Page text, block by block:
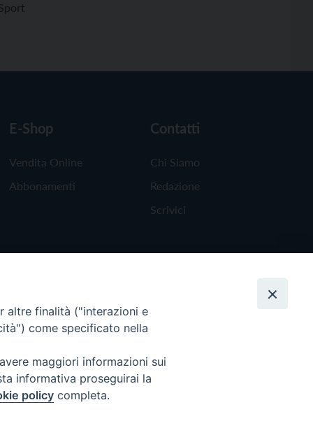
E-Shop
Vendita Online
Abbonamenti
Contatti
Chi Siamo
Redazione
Scrivici
altre finalità ("interazioni e
come specificato nella
maggiori informazioni sui
informativa proseguirai la
policy completa.